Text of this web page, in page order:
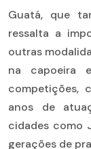
Guatá, que
ressalta a
outras
na capoeira
competições,
anos de
cidades como
gerações de